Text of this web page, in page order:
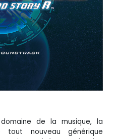
de la musique, la
nouveau générique